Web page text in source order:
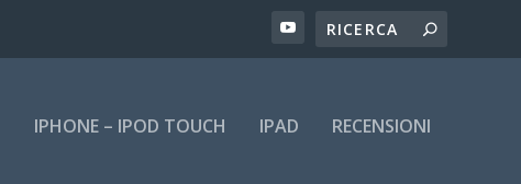
IPHONE – IPOD TOUCH IPAD RECENSIONI